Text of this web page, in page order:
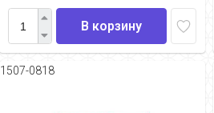
В корзину
1507-0818